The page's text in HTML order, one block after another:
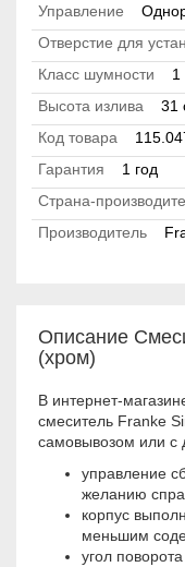
Управление
Отверстие для
Класс шумности
1
Высота излива
31
Код товара
Гарантия
1 год
Страна-
Производитель
Описание
(хром)
В интернет-
смеситель Franke
самовывозом или с
управление
желанию
корпус
меньшим
угол